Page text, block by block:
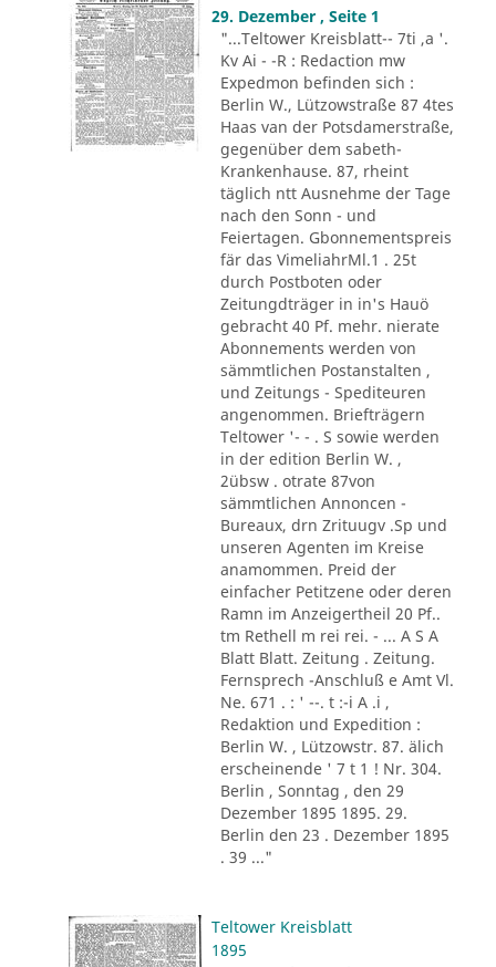
29. Dezember , Seite 1
"...Teltower Kreisblatt-- 7ti ,a '.
Kv Ai - -R : Redaction mw
Expedmon befinden sich :
Berlin W., Lützowstraße 87 4tes
Haas van der Potsdamerstraße,
gegenüber dem sabeth-
Krankenhause. 87, rheint
täglich ntt Ausnehme der Tage
nach den Sonn - und
Feiertagen. Gbonnementspreis
fär das VimeliahrMl.1 . 25t
durch Postboten oder
Zeitungdträger in in's Hauö
gebracht 40 Pf. mehr. nierate
Abonnements werden von
sämmtlichen Postanstalten ,
und Zeitungs - Spediteuren
angenommen. Briefträgern
Teltower '- - . S sowie werden
in der edition Berlin W. ,
2übsw . otrate 87von
sämmtlichen Annoncen -
Bureaux, drn Zrituugv .Sp und
unseren Agenten im Kreise
anamommen. Preid der
einfacher Petitzene oder deren
Ramn im Anzeigertheil 20 Pf..
tm Rethell m rei rei. - ... A S A
Blatt Blatt. Zeitung . Zeitung.
Fernsprech -Anschluß e Amt Vl.
Ne. 671 . : ' --. t :-i A .i ,
Redaktion und Expedition :
Berlin W. , Lützowstr. 87. älich
erscheinende ' 7 t 1 ! Nr. 304.
Berlin , Sonntag , den 29
Dezember 1895 1895. 29.
Berlin den 23 . Dezember 1895
. 39 ..."
Teltower Kreisblatt
1895